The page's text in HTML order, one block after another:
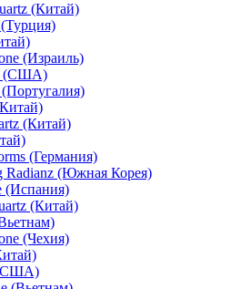
(Китай)
(Израиль)
(США)
(Китай)
(Германия)
Radianz (Южная Корея)
(Испания)
(Китай)
(Чехия)
(США)